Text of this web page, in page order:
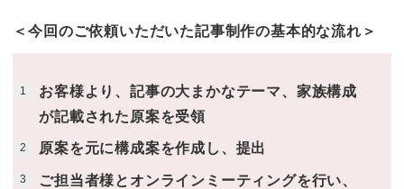
＜今回のご依頼いただいた記事制作の基本的な流れ＞
お客様より、記事の大まかなテーマ、家族構成
が記載された原案を受領
原案を元に構成案を作成し、提出
ご担当者様とオンラインミーティングを行い、